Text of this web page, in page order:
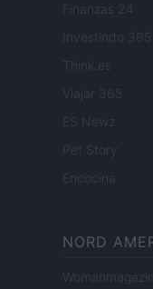
Finanzas 24
Investindo 365
Think.es
Viajar 365
ES Newz
Pet Story
Encocina
NORD